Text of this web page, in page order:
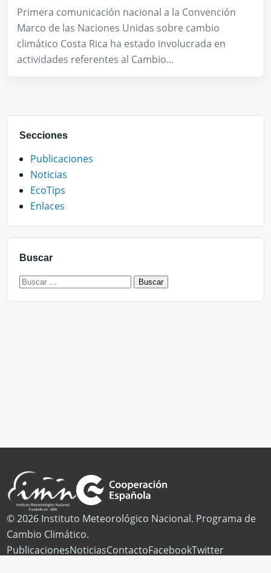
Primera comunicación nacional a la Convención
Marco de las Naciones Unidas sobre cambio
climático Costa Rica ha estado involucrada en
actividades referentes al Cambio...
Secciones
Publicaciones
Noticias
EcoTips
Enlaces
Buscar
Buscar:
© 2026 Instituto Meteorológico Nacional. Programa de
Cambio Climático.
PublicacionesNoticiasContactoFacebookTwitter